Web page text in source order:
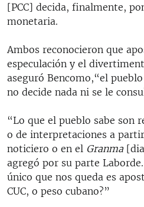
[PCC] decida, finalmente,
monetaria.
Ambos reconocieron que
especulación y el
aseguró Bencomo,“el
no decide nada ni se le
“Lo que el pueblo sabe son
o de interpretaciones a
noticiero o en el Granma
agregó por su parte
único que nos queda es
CUC, o peso cubano?”